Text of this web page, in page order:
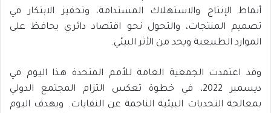
أنماط الإنتاج والاستهلاك المستدامة، وتحفيز الابتكار في
تصميم المنتجات، والتحول نحو اقتصاد دائري يحافظ على
الموارد الطبيعية ويحد من الأثر البيئي.
وقد اعتمدت الجمعية العامة للأمم المتحدة هذا اليوم في
ديسمبر 2022، في خطوة تعكس التزام المجتمع الدولي
بمعالجة التحديات البيئية الناجمة عن النفايات. ويهدف اليوم